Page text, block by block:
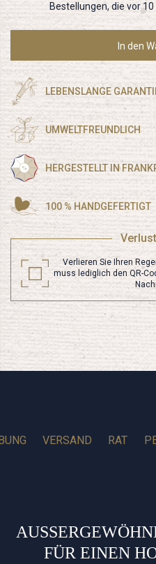
Bestellungen, die vor
In den
LEBENSLANGE
UMWELTFREUNDLICH
HERGESTELLT IN
100 % HANDGEFERTIGT
Verlieren Sie Ihren
muss lediglich den QR-
VERSAND RAT
ÜR EINEN